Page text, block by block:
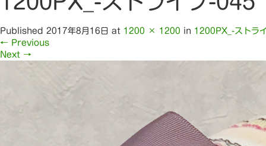
Published 2017年8月16日 at 1200 × 1200 in 1200PX_-ストラ
← Previous
Next →